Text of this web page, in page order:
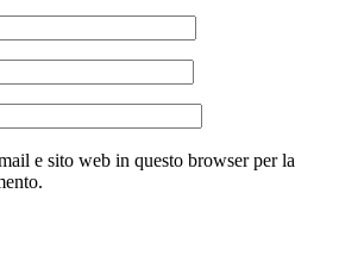
e sito web in questo browser per la